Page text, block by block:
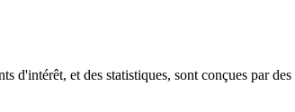
d'intérêt, et des statistiques, sont conçues par des